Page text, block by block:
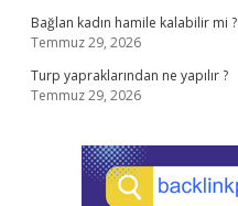
Bağlan kadın hamile kalabilir mi ?
Temmuz 29, 2026
Turp yapraklarından ne yapılır ?
Temmuz 29, 2026